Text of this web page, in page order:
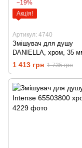
−19%
Акція!
Артикул: 4740
Змішувач для душу
DANIELLA, хром, 35
1 413 грн 1 735 грн